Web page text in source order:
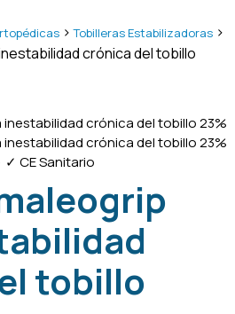
>Tobilleras Estabilizadoras >
crónica del tobillo
23%
23%
✓ CE Sanitario
tobillo